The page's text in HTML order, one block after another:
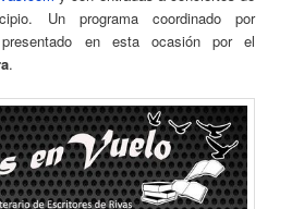
Un programa coordinado por
en esta ocasión por el
.